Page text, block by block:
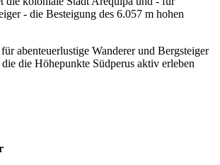
- die Besteigung des 6.057 m hohen
abenteuerlustige Wanderer und Bergsteiger
die Höhepunkte Südperus aktiv erleben